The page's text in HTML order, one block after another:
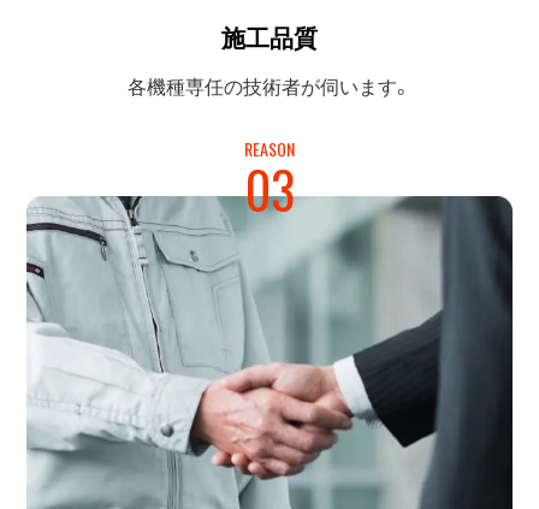
施工品質
各機種専任の技術者が伺います。
REASON
03